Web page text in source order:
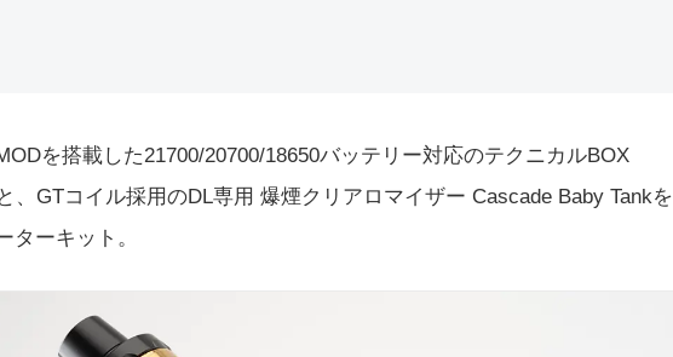
を搭載した21700/20700/18650バッテリー対応のテクニカルBOX
、GTコイル採用のDL専用 爆煙クリアロマイザー Cascade Baby Tankを
ターキット。